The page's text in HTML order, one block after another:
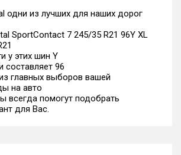
одни из лучших для наших дорог
SportContact 7 245/35 R21 96Y XL
у этих шин Y
составляет 96
главных выборов вашей
на авто
всегда помогут подобрать
для Вас.